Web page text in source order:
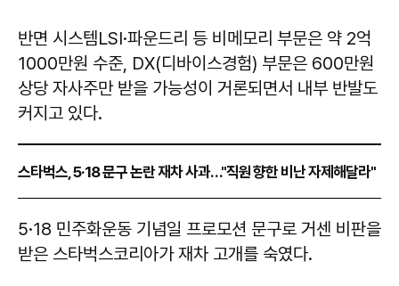
반면 시스템LSI·파운드리 등 비메모리 부문은 약 2억
1000만원 수준, DX(디바이스경험) 부문은 600만원
상당 자사주만 받을 가능성이 거론되면서 내부 반발도
커지고 있다.
스타벅스, 5·18 문구 논란 재차 사과…"직원 향한 비난 자제해달라"
5·18 민주화운동 기념일 프로모션 문구로 거센 비판을
받은 스타벅스코리아가 재차 고개를 숙였다.